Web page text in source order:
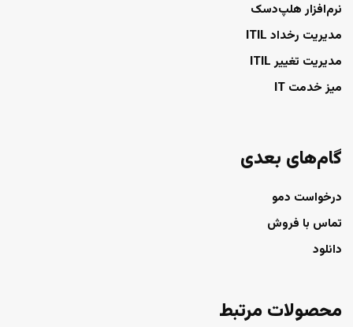
نرم‌افزار هلپ‌دسک
مدیریت رخداد ITIL
مدیریت تغییر ITIL
میز خدمت IT
گام‌های بعدی
درخواست دمو
تماس با فروش
دانلود
محصولات مرتبط